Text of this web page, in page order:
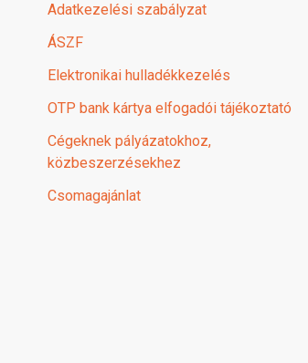
Adatkezelési szabályzat
ÁSZF
Elektronikai hulladékkezelés
OTP bank kártya elfogadói tájékoztató
Cégeknek pályázatokhoz,
közbeszerzésekhez
Csomagajánlat